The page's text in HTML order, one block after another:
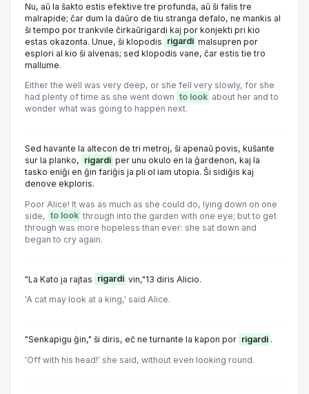
Nu, aŭ la ŝakto estis efektive tre profunda, aŭ ŝi falis tre
malrapide; ĉar dum la daŭro de tiu stranga defalo, ne mankis al
ŝi tempo por trankvile ĉirkaŭrigardi kaj por konjekti pri kio
estas okazonta. Unue, ŝi klopodis rigardi malsupren por
esplori al kio ŝi alvenas; sed klopodis vane, ĉar estis tie tro
mallume.
Either the well was very deep, or she fell very slowly, for she
had plenty of time as she went down to look about her and to
wonder what was going to happen next.
Sed havante la altecon de tri metroj, ŝi apenaŭ povis, kuŝante
sur la planko, rigardi per unu okulo en la ĝardenon, kaj la
tasko eniĝi en ĝin fariĝis ja pli ol iam utopia. Ŝi sidiĝis kaj
denove ekploris.
Poor Alice! It was as much as she could do, lying down on one
side, to look through into the garden with one eye; but to get
through was more hopeless than ever: she sat down and
began to cry again.
"La Kato ja rajtas rigardi vin,"13 diris Alicio.
'A cat may look at a king,' said Alice.
"Senkapigu ĝin," ŝi diris, eĉ ne turnante la kapon por rigardi .
'Off with his head!' she said, without even looking round.